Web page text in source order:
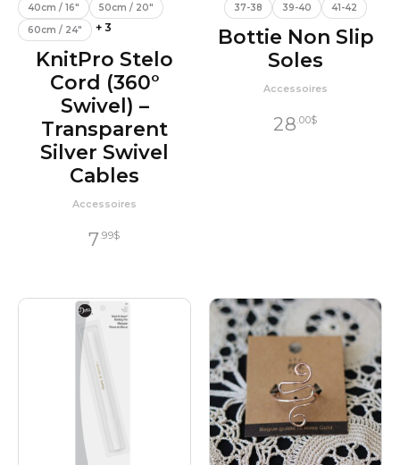
40cm / 16"
50cm / 20"
60cm / 24"
+ 3
KnitPro Stelo
Cord (360°
Swivel) –
Transparent
Silver Swivel
Cables
Accessoires
7 .99$
37-38 39-40 41-42
Bottie Non Slip
Soles
Accessoires
28.00$